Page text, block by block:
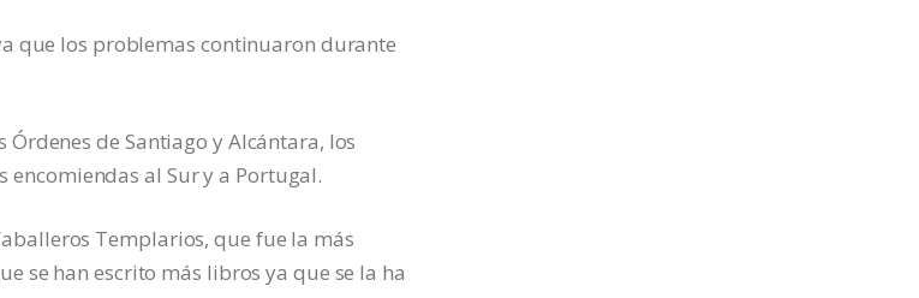
que los problemas continuaron durante
de Santiago y Alcántara, los
al Sur y a Portugal.
Templarios, que fue la más
se han escrito más libros ya que se la ha